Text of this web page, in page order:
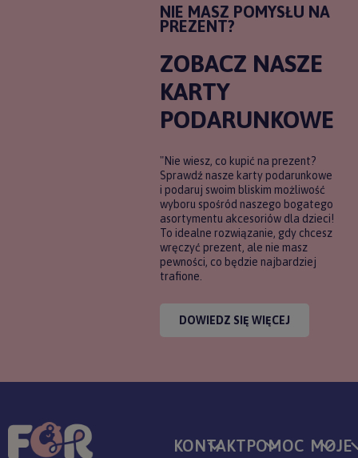
NIE MASZ POMYSŁU NA
PREZENT?
ZOBACZ NASZE
KARTY
PODARUNKOWE
"Nie wiesz, co kupić na prezent?
Sprawdź nasze karty podarunkowe
i podaruj swoim bliskim możliwość
wyboru spośród naszego bogatego
asortymentu akcesoriów dla dzieci!
To idealne rozwiązanie, gdy chcesz
wręczyć prezent, ale nie masz
pewności, co będzie najbardziej
trafione.
DOWIEDZ SIĘ WIĘCEJ
KONTAKTPOMOC MOJE